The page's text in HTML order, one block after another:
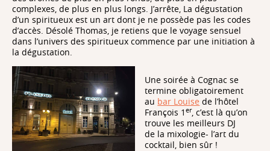
complexes, de plus en plus longs. J’arrête, La dégustation
d’un spiritueux est un art dont je ne possède pas les codes
d’accès. Désolé Thomas, je retiens que le voyage sensuel
dans l’univers des spiritueux commence par une initiation à
la dégustation.
Une soirée à Cognac se
termine obligatoirement
au bar Louise de l’hôtel
François 1er, c’est là qu’on
trouve les meilleurs DJ
de la mixologie- l’art du
cocktail, bien sûr !